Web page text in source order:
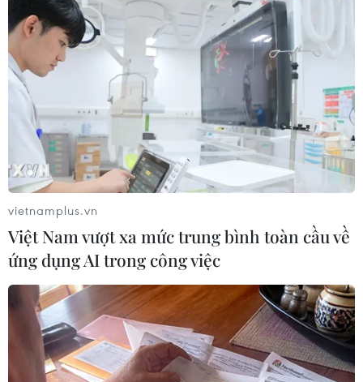
Công Phượng, Hồng Duy và Minh Vương vào sân, Việt Nam gia
tăng sức ép tuyến phòng ngự của UAE. (Ảnh: Hoàng
Linh/TTXVN)
vietnamplus.vn
Việt Nam vượt xa mức trung bình toàn cầu về
ứng dụng AI trong công việc